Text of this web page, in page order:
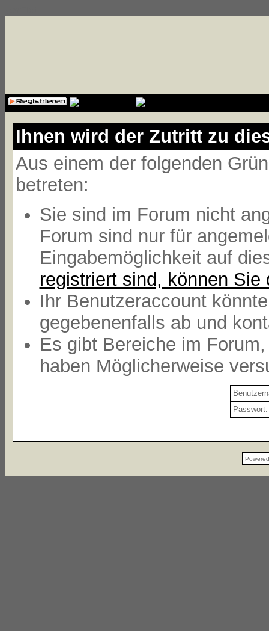
Ihnen wird der Zutritt zu
Aus einem der folgenden
betreten:
Sie sind im Forum nicht
Forum sind nur für
Eingabemöglichkeit auf
registriert sind, können Sie
Ihr Benutzeraccount
gegebenenfalls ab und
Es gibt Bereiche im
haben Möglicherweise
Passwort: